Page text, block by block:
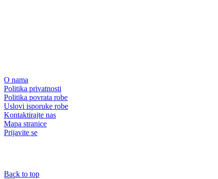
O nama
Politika privatnosti
Politika povrata robe
Uslovi isporuke robe
Kontaktirajte nas
Mapa stranice
Prijavite se
Back to top